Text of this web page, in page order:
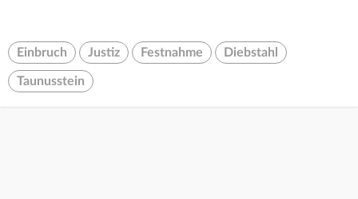
Einbruch Justiz Festnahme Diebstahl
Taunusstein